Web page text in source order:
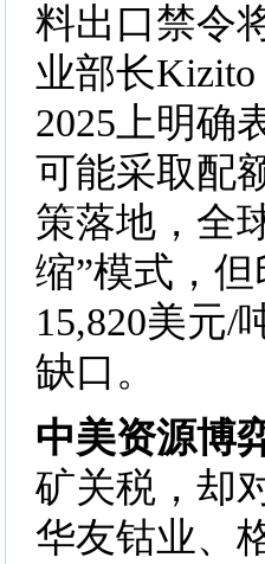
料出口禁令
业部长Kizito
2025上明确
可能采取配
策落地，全
缩”模式，
15,820美元/
缺口。
中美资源博
矿关税，却
华友钴业、